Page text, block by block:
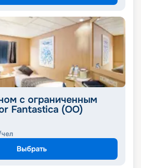
с ограниченным
Fantastica (OO)
Выбрать